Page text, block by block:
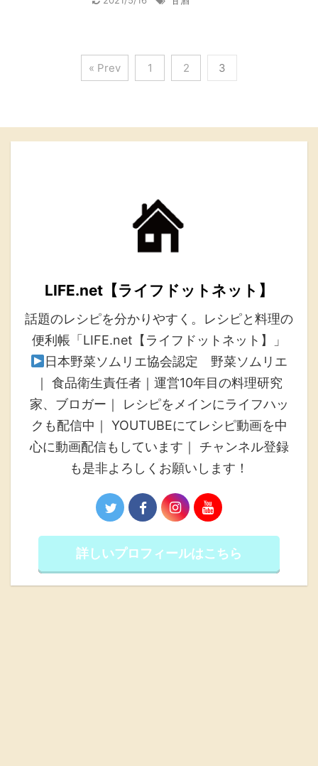
« Prev 1 2 3
LIFE.net【ライフドットネット】
話題のレシピを分かりやすく。レシピと料理の
便利帳「LIFE.net【ライフドットネット】」
日本野菜ソムリエ協会認定 野菜ソムリエ
｜ 食品衛生責任者｜運営10年目の料理研究
家、ブロガー｜ レシピをメインにライフハッ
クも配信中｜ YOUTUBEにてレシピ動画を中
心に動画配信もしています｜ チャンネル登録
も是非よろしくお願いします！
詳しいプロフィールはこちら